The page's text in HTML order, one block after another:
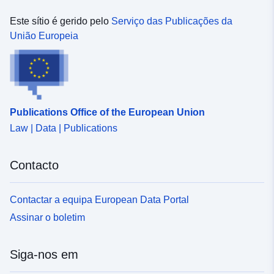
Este sítio é gerido pelo Serviço das Publicações da
União Europeia
Publications Office of the European Union
Law | Data | Publications
Contacto
Contactar a equipa European Data Portal
Assinar o boletim
Siga-nos em